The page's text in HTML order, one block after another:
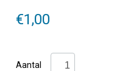
€1,00
Aantal
Loodstopper